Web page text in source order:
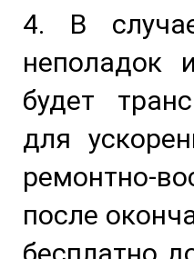
4. В
неполадок
будет
для
ремонтно-
после